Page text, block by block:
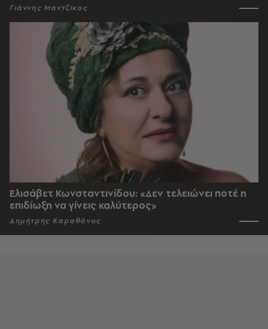
Γιάννης Μαντζίκος
Ελισάβετ Κωνσταντινίδου: «Δεν τελειώνει ποτέ η
επιδίωξη να γίνεις καλύτερος»
Δημήτρης Καραθάνος